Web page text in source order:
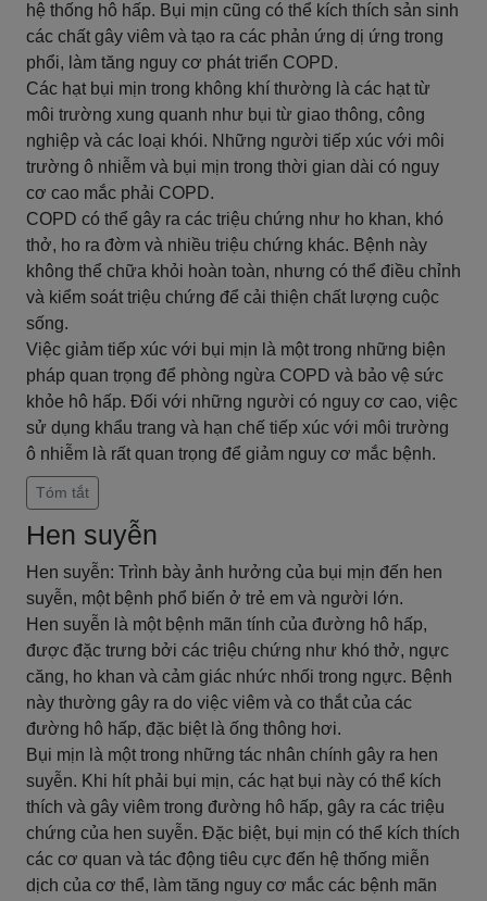
hệ thống hô hấp. Bụi mịn cũng có thể kích thích sản sinh
các chất gây viêm và tạo ra các phản ứng dị ứng trong
phổi, làm tăng nguy cơ phát triển COPD.
Các hạt bụi mịn trong không khí thường là các hạt từ
môi trường xung quanh như bụi từ giao thông, công
nghiệp và các loại khói. Những người tiếp xúc với môi
trường ô nhiễm và bụi mịn trong thời gian dài có nguy
cơ cao mắc phải COPD.
COPD có thể gây ra các triệu chứng như ho khan, khó
thở, ho ra đờm và nhiều triệu chứng khác. Bệnh này
không thể chữa khỏi hoàn toàn, nhưng có thể điều chỉnh
và kiểm soát triệu chứng để cải thiện chất lượng cuộc
sống.
Việc giảm tiếp xúc với bụi mịn là một trong những biện
pháp quan trọng để phòng ngừa COPD và bảo vệ sức
khỏe hô hấp. Đối với những người có nguy cơ cao, việc
sử dụng khẩu trang và hạn chế tiếp xúc với môi trường
ô nhiễm là rất quan trọng để giảm nguy cơ mắc bệnh.
Tóm tắt
Hen suyễn
Hen suyễn: Trình bày ảnh hưởng của bụi mịn đến hen
suyễn, một bệnh phổ biến ở trẻ em và người lớn.
Hen suyễn là một bệnh mãn tính của đường hô hấp,
được đặc trưng bởi các triệu chứng như khó thở, ngực
căng, ho khan và cảm giác nhức nhối trong ngực. Bệnh
này thường gây ra do việc viêm và co thắt của các
đường hô hấp, đặc biệt là ống thông hơi.
Bụi mịn là một trong những tác nhân chính gây ra hen
suyễn. Khi hít phải bụi mịn, các hạt bụi này có thể kích
thích và gây viêm trong đường hô hấp, gây ra các triệu
chứng của hen suyễn. Đặc biệt, bụi mịn có thể kích thích
các cơ quan và tác động tiêu cực đến hệ thống miễn
dịch của cơ thể, làm tăng nguy cơ mắc các bệnh mãn